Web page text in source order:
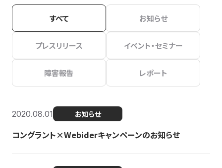
すべて お知らせ
プレスリリース イベント・セミナー
障害報告 レポート
2020.08.01 お知らせ
コングラント×Webiderキャンペーンのお知らせ